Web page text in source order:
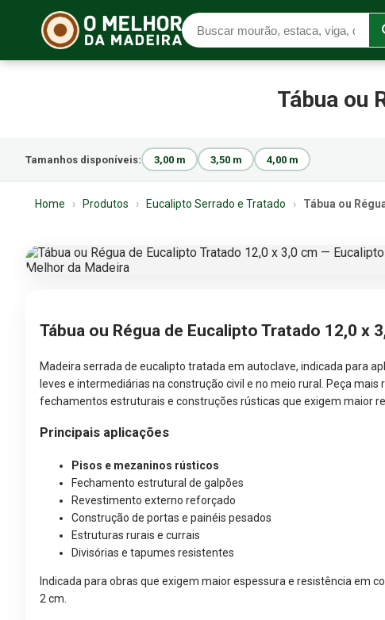
Tábua ou
Tamanhos disponíveis: 3,00 m 3,50 m 4,00 m
Home › Produtos › Eucalipto Serrado e Tratado › Tábua ou
Tábua ou Régua de Eucalipto Tratado 12,0 x
Madeira serrada de eucalipto tratada em autoclave, indicada para
leves e intermediárias na construção civil e no meio rural. Peça mais
fechamentos estruturais e construções rústicas que exigem maior
Principais aplicações
Pisos e mezaninos rústicos
Fechamento estrutural de galpões
Revestimento externo reforçado
Construção de portas e painéis pesados
Estruturas rurais e currais
Divisórias e tapumes resistentes
Indicada para obras que exigem maior espessura e resistência em
2 cm.